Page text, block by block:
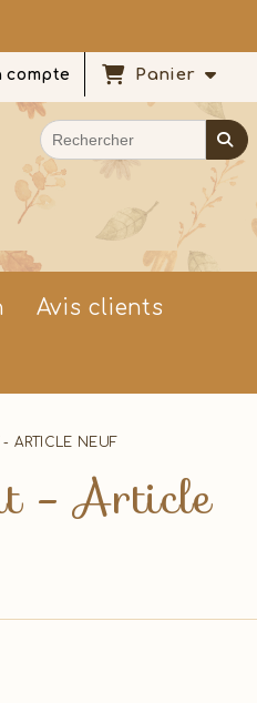
compte Panier
Avis clients
ARTICLE NEUF
- Article